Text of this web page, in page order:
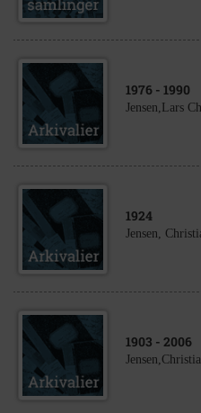
1976 - 1990
Jensen,Lars
1924
Jensen,
1903 - 2006